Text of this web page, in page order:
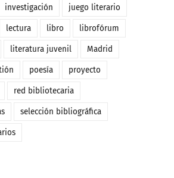
investigación juego literario
lectura libro librofórum
literatura juvenil Madrid
poesía proyecto
red bibliotecaria
selección bibliográfica